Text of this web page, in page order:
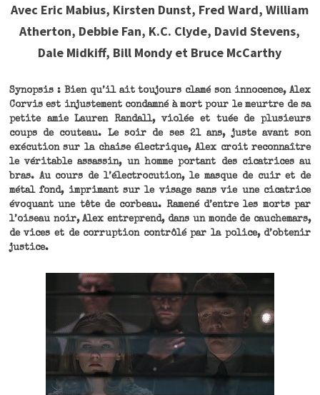
Avec Eric Mabius, Kirsten Dunst, Fred Ward, William
Atherton, Debbie Fan, K.C. Clyde, David Stevens,
Dale Midkiff, Bill Mondy et Bruce McCarthy
Synopsis : Bien qu’il ait toujours clamé son innocence, Alex
Corvis est injustement condamné à mort pour le meurtre de sa
petite amie Lauren Randall, violée et tuée de plusieurs
coups de couteau. Le soir de ses 21 ans, juste avant son
exécution sur la chaise électrique, Alex croit reconnaître
le véritable assassin, un homme portant des cicatrices au
bras. Au cours de l’électrocution, le masque de cuir et de
métal fond, imprimant sur le visage sans vie une cicatrice
évoquant une tête de corbeau. Ramené d’entre les morts par
l’oiseau noir, Alex entreprend, dans un monde de cauchemars,
de vices et de corruption contrôlé par la police, d’obtenir
justice.